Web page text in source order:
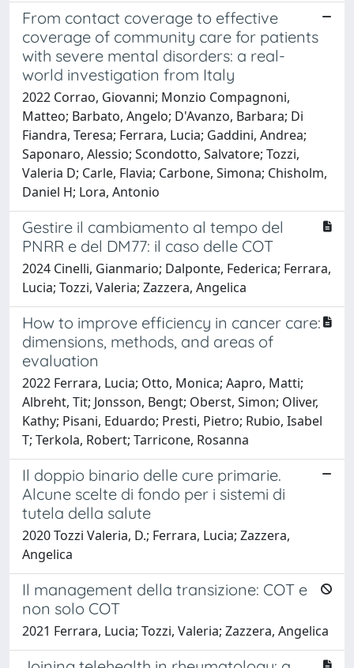
From contact coverage to effective
coverage of community care for patients
with severe mental disorders: a real-
world investigation from Italy
2022 Corrao, Giovanni; Monzio Compagnoni,
Matteo; Barbato, Angelo; D'Avanzo, Barbara; Di
Fiandra, Teresa; Ferrara, Lucia; Gaddini, Andrea;
Saponaro, Alessio; Scondotto, Salvatore; Tozzi,
Valeria D; Carle, Flavia; Carbone, Simona; Chisholm,
Daniel H; Lora, Antonio
Gestire il cambiamento al tempo del
PNRR e del DM77: il caso delle COT
2024 Cinelli, Gianmario; Dalponte, Federica; Ferrara,
Lucia; Tozzi, Valeria; Zazzera, Angelica
How to improve efficiency in cancer care:
dimensions, methods, and areas of
evaluation
2022 Ferrara, Lucia; Otto, Monica; Aapro, Matti;
Albreht, Tit; Jonsson, Bengt; Oberst, Simon; Oliver,
Kathy; Pisani, Eduardo; Presti, Pietro; Rubio, Isabel
T; Terkola, Robert; Tarricone, Rosanna
Il doppio binario delle cure primarie.
Alcune scelte di fondo per i sistemi di
tutela della salute
2020 Tozzi Valeria, D.; Ferrara, Lucia; Zazzera,
Angelica
Il management della transizione: COT e
non solo COT
2021 Ferrara, Lucia; Tozzi, Valeria; Zazzera, Angelica